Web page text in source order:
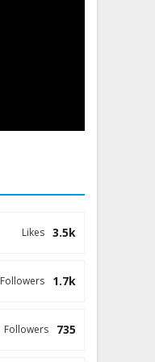
3.5k
Likes
1.7k
Followers
735
Followers